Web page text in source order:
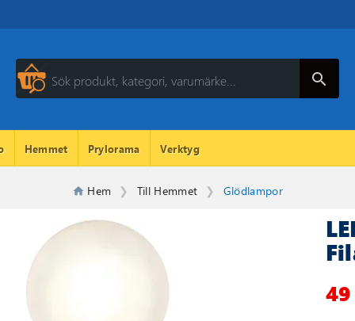
search
Hemmet Prylorama Verktyg
Hem Till Hemmet Glödlampor